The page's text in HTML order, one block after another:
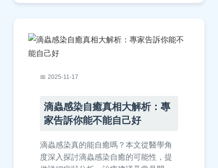
2025-11-17
滴蟲感染自癒真相大解析：專
家告訴你能不能自己好
滴蟲感染真的能自癒嗎？本文從醫學角
度深入探討滴蟲感染自癒的可能性，提